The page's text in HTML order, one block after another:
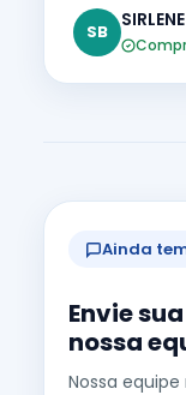
SB
Ainda
Envie
nossa
Nossa